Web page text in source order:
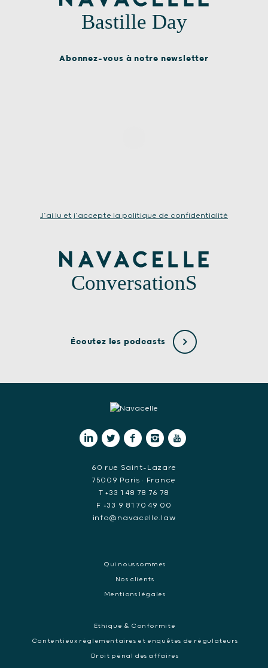
Bastille Day
Abonnez-vous à notre newsletter
J’ai lu et j’accepte la politique de confidentialité
ConversationS
Écoutez les podcasts
60 rue Saint-Lazare
75009 Paris • France
T +33 1 48 78 76 78
F +33 9 81 70 49 00
info@navacelle.law
Qui nous sommes
Nos clients
Mentions légales
Ethique & Conformité
Contentieux réglementaires et enquêtes de régulateurs
Droit pénal des affaires